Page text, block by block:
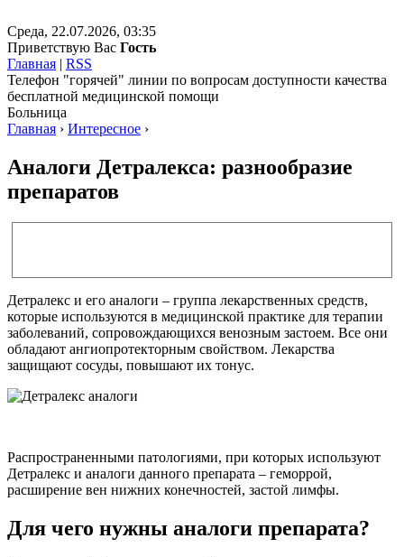
Среда, 22.07.2026, 03:35
Приветствую Вас Гость
Главная | RSS
Телефон "горячей" линии по вопросам доступности качества
бесплатной медицинской помощи
Больница
Главная › Интересное ›
Аналоги Детралекса: разнообразие
препаратов
Детралекс и его аналоги – группа лекарственных средств,
которые используются в медицинской практике для терапии
заболеваний, сопровождающихся венозным застоем. Все они
обладают ангиопротекторным свойством. Лекарства
защищают сосуды, повышают их тонус.
Распространенными патологиями, при которых используют
Детралекс и аналоги данного препарата – геморрой,
расширение вен нижних конечностей, застой лимфы.
Для чего нужны аналоги препарата?